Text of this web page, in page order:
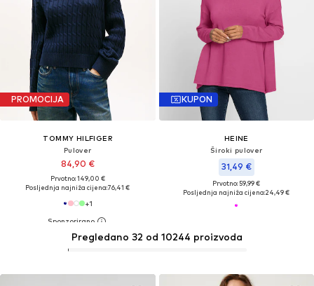
PROMOCIJA
TOMMY HILFIGER
Pulover
84,90 €
Prvotno: 149,00 €
Posljednja najniža cijena:76,41 €
+1
KUPON
HEINE
Široki pulover
31,49 €
Prvotno: 59,99 €
Posljednja najniža cijena:24,49 €
Pregledano 32 od 10244 proizvoda